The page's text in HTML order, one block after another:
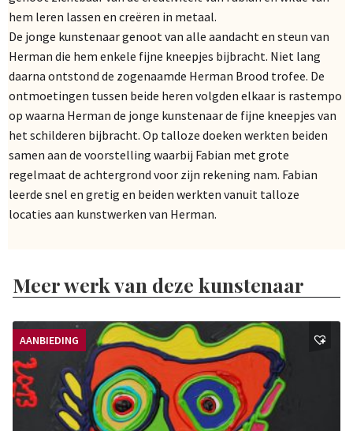
hem leren lassen en creëren in metaal.
De jonge kunstenaar genoot van alle aandacht en steun van
Herman die hem enkele fijne kneepjes bijbracht. Niet lang
daarna ontstond de zogenaamde Herman Brood trofee. De
ontmoetingen tussen beide heren volgden elkaar is rastempo
op waarna Herman de jonge kunstenaar de fijne kneepjes van
het schilderen bijbracht. Op talloze doeken werkten beiden
samen aan de voorstelling waarbij Fabian met grote
regelmaat de achtergrond voor zijn rekening nam. Fabian
leerde snel en gretig en beiden werkten vanuit talloze
locaties aan kunstwerken van Herman.
Meer werk van deze kunstenaar
AANBIEDING